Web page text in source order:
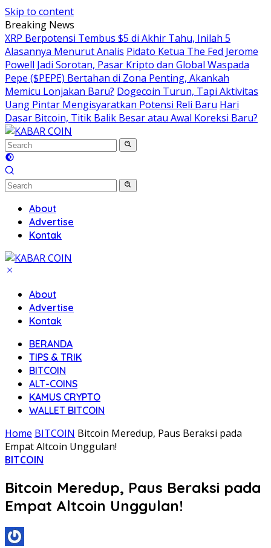
Skip to content
Breaking News
XRP Berpotensi Tembus $5 di Akhir Tahu, Inilah 5
Alasannya Menurut Analis Pidato Ketua The Fed Jerome
Powell Jadi Sorotan, Pasar Kripto dan Global Waspada
Pepe ($PEPE) Bertahan di Zona Penting, Akankah
Memicu Lonjakan Baru? Dogecoin Turun, Tapi Aktivitas
Uang Pintar Mengisyaratkan Potensi Reli Baru Hari
Dasar Bitcoin, Titik Balik Besar atau Awal Koreksi Baru?
About
Advertise
Kontak
About
Advertise
Kontak
BERANDA
TIPS & TRIK
BITCOIN
ALT-COINS
KAMUS CRYPTO
WALLET BITCOIN
Home BITCOIN Bitcoin Meredup, Paus Beraksi pada
Empat Altcoin Unggulan!
BITCOIN
Bitcoin Meredup, Paus Beraksi pada
Empat Altcoin Unggulan!